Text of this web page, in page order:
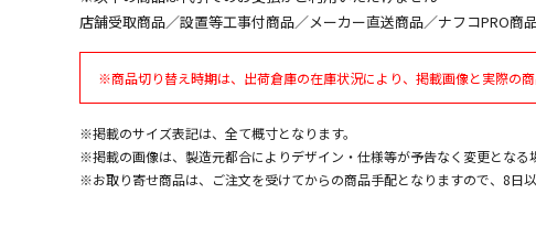
店舗受取商品／設置等工事付商品／メーカー直送商品／ナフコPRO商
※商品切り替え時期は、出荷倉庫の在庫状況により、掲載画像と実際の
※掲載のサイズ表記は、全て概寸となります。
※掲載の画像は、製造元都合によりデザイン・仕様等が予告なく変更となる
※お取り寄せ商品は、ご注文を受けてからの商品手配となりますので、8日